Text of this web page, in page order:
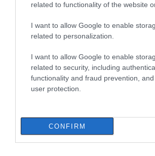
related to functionality of the website
I want to allow Google to enable
related to personalization.
I want to allow Google to enable
related to security, including
functionality and fraud prevention,
user protection.
CONFIRM